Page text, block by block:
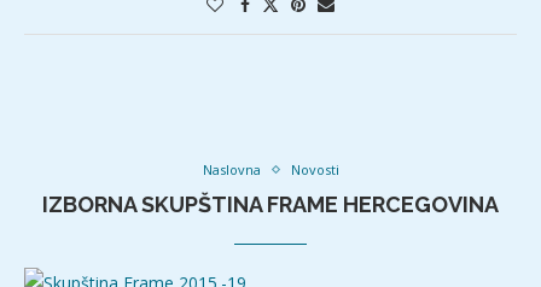
Naslovna Novosti
IZBORNA SKUPŠTINA FRAME HERCEGOVINA